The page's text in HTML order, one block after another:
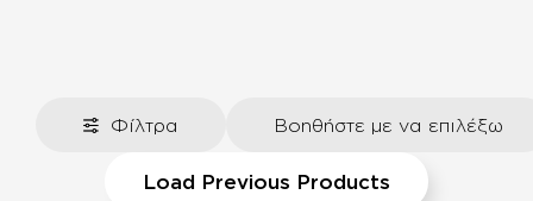
Φίλτρα Βοηθήστε με να επιλέξω
Load Previous Products